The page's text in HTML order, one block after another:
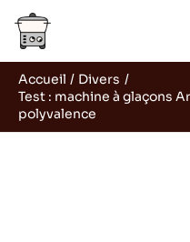
Aller
contenu
Accueil
Divers
Test : machine à glaçons
polyvalence
e
c
h
e